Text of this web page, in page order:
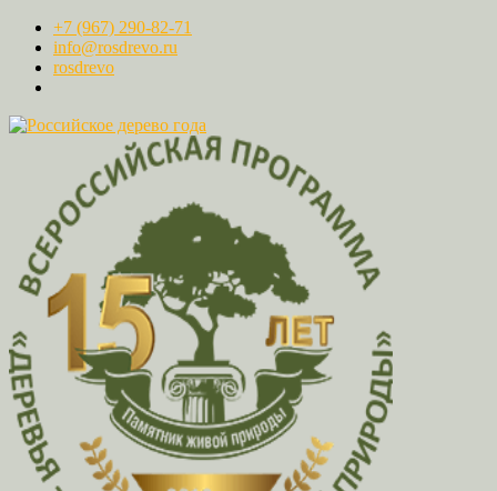
+7 (967) 290-82-71
info@rosdrevo.ru
rosdrevo